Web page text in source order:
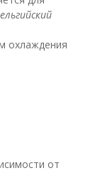
охлаждения
от